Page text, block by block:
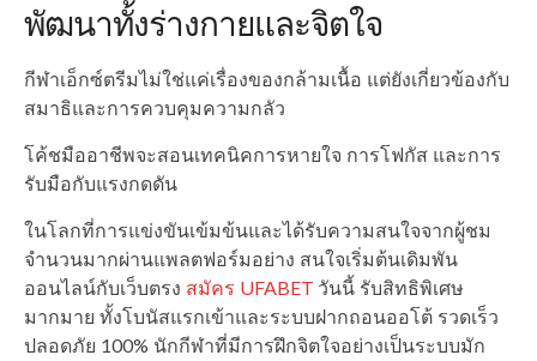
พัฒนาทั้งร่างกายและจิตใจ
กีฬาเอ็กซ์ตรีมไม่ใช่แค่เรื่องของกล้ามเนื้อ แต่ยังเกี่ยวข้องกับ
สมาธิและการควบคุมความกลัว
โค้ชมืออาชีพจะสอนเทคนิคการหายใจ การโฟกัส และการ
รับมือกับแรงกดดัน
ในโลกที่การแข่งขันเข้มข้นและได้รับความสนใจจากผู้ชม
จำนวนมากผ่านแพลตฟอร์มอย่าง สนใจเริ่มต้นเดิมพัน
ออนไลน์กับเว็บตรง สมัคร UFABET วันนี้ รับสิทธิพิเศษ
มากมาย ทั้งโบนัสแรกเข้าและระบบฝากถอนออโต้ รวดเร็ว
ปลอดภัย 100% นักกีฬาที่มีการฝึกจิตใจอย่างเป็นระบบมัก